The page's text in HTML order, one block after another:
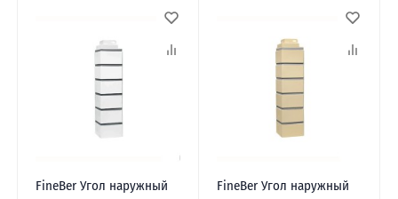
FineBer Угол наружный
FineBer Угол наружный